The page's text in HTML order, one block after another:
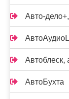
Авто-
Автоблеск,
АвтоБухта